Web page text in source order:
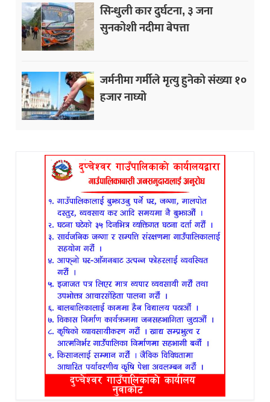
सिन्धुली कार दुर्घटना, ३ जना
सुनकोशी नदीमा बेपत्ता
जर्मनीमा गर्मीले मृत्यु हुनेको संख्या १०
हजार नाघ्यो